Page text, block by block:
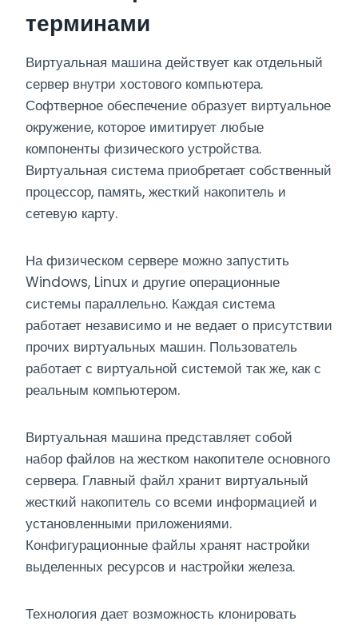
терминами
Виртуальная машина действует как отдельный
сервер внутри хостового компьютера.
Софтверное обеспечение образует виртуальное
окружение, которое имитирует любые
компоненты физического устройства.
Виртуальная система приобретает собственный
процессор, память, жесткий накопитель и
сетевую карту.
На физическом сервере можно запустить
Windows, Linux и другие операционные
системы параллельно. Каждая система
работает независимо и не ведает о присутствии
прочих виртуальных машин. Пользователь
работает с виртуальной системой так же, как с
реальным компьютером.
Виртуальная машина представляет собой
набор файлов на жестком накопителе основного
сервера. Главный файл хранит виртуальный
жесткий накопитель со всеми информацией и
установленными приложениями.
Конфигурационные файлы хранят настройки
выделенных ресурсов и настройки железа.
Технология дает возможность клонировать